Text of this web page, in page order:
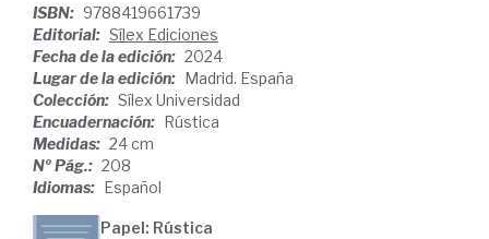
ISBN: 9788419661739
Editorial: Sílex Ediciones
Fecha de la edición: 2024
Lugar de la edición:
Madrid. España
Colección: Sílex Universidad
Encuadernación:
Rústica
Medidas: 24 cm
Nº Pág.: 208
Idiomas:
Español
Papel: Rústica